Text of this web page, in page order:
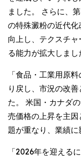
ました。 さらに、
の特殊澱粉の近代
向上し、テクスチ
る能力が拡大しまし
「食品・工業用原
り戻し、市況の改
た。 米国・カナダ
売価格の上昇を主
題が重なり、業績に
「2026年を迎える